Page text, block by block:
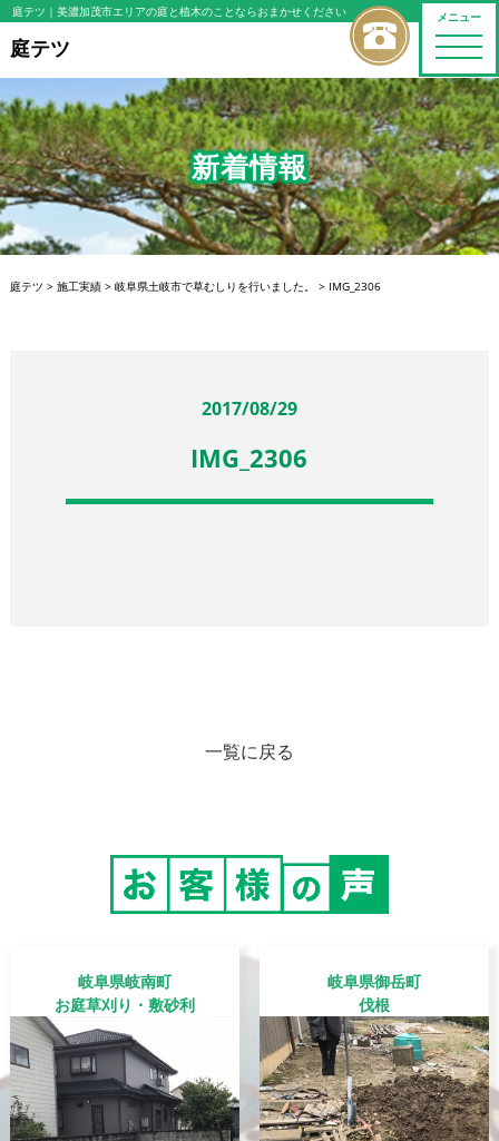
メニュー
toggle
庭テツ ｜美濃加茂市エリアの庭と植木のことならおまかせください
庭テツ
新着情報
庭テツ > 施工実績> 岐阜県土岐市で草むしりを行いました。 > IMG_2306
2017/08/29
IMG_2306
一覧に戻る
岐阜県岐南町
お庭草刈り・敷砂利
岐阜県御岳町
伐根